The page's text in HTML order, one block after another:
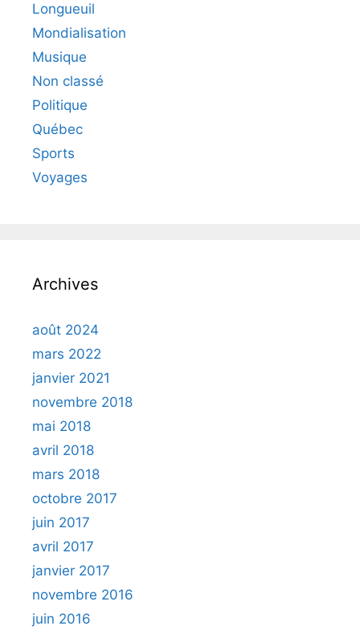
Longueuil
Mondialisation
Musique
Non classé
Politique
Québec
Sports
Voyages
Archives
août 2024
mars 2022
janvier 2021
novembre 2018
mai 2018
avril 2018
mars 2018
octobre 2017
juin 2017
avril 2017
janvier 2017
novembre 2016
juin 2016